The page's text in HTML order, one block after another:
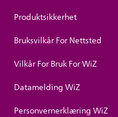
Produktsikkerhet
Bruksvilkår For Nettsted
Vilkår For Bruk For WiZ
Datamelding WiZ
Personvernerklæring WiZ